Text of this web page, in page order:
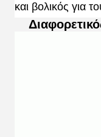
και βολικός για